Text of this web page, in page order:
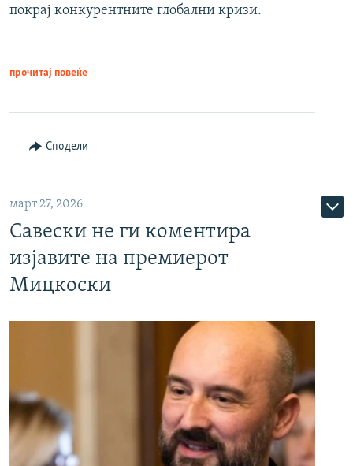
покрај конкурентните глобални кризи.
прочитај повеќе
Сподели
март 27, 2026
Савески не ги коментира
изјавите на премиерот
Мицкоски